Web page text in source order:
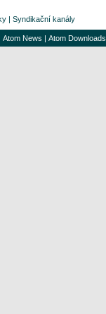
| Syndikační kanály
Atom News | Atom Downloads